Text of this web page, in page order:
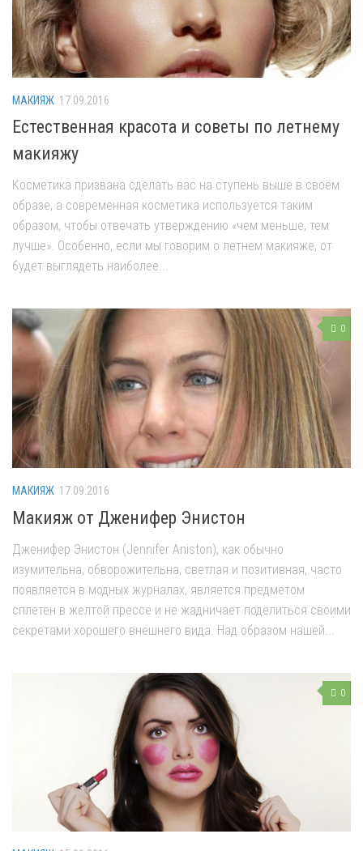
МАКИЯЖ 17.09.2016
Естественная красота и советы по летнему
макияжу
Косметика призвана сделать вас на ступень выше в своём
образе, а современная косметика используется таким
образом, чтобы отвечать утверждению «чем меньше, тем
лучше». Особенно, если мы говорим о летнем макияже, от
будет выглядеть наиболее...
0
МАКИЯЖ 17.09.2016
Макияж от Дженифер Энистон
Дженифер Энистон (Jennifer Aniston), как обычно
изумительна, обворожительна, светлая и позитивная, часто
появляется в модных журналах, является предметом
сплетен в желтой прессе и не жадничает поделиться своими
секретами хорошего внешнего вида. Над образом нашей...
0